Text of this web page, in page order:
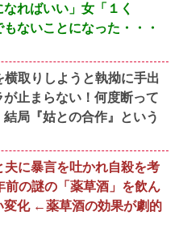
ればいい」女「１く
ないことになった・・・
取りしようと執拗に手出
止まらない！何度断って
局『姑との合作』という
に暴言を吐かれ自殺を考
の謎の「薬草酒」を飲ん
変化 ←薬草酒の効果が劇的